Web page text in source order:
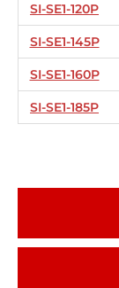
SI-SE1-120P
SI-SE1-145P
SI-SE1-160P
SI-SE1-185P